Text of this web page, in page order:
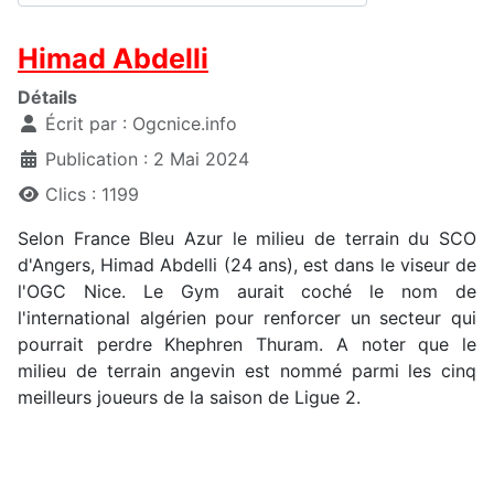
Himad Abdelli
Détails
Écrit par : Ogcnice.info
Publication : 2 Mai 2024
Clics : 1199
Selon France Bleu Azur le milieu de terrain du SCO
d'Angers, Himad Abdelli (24 ans), est dans le viseur de
l'OGC Nice. Le Gym aurait coché le nom de
l'international algérien pour renforcer un secteur qui
pourrait perdre Khephren Thuram. A noter que le
milieu de terrain angevin est nommé parmi les cinq
meilleurs joueurs de la saison de Ligue 2.